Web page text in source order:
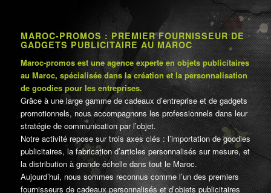
MAROC-PROMOS : PREMIER FOURNISSEUR DE
GADGETS PUBLICITAIRE AU MAROC
Maroc-promos est une agence experte en objets publicitaires
au Maroc, spécialisée dans la création et la personnalisation
de goodies pour les entreprises.
Grâce à une large gamme de cadeaux d’entreprise et de gadgets
promotionnels, nous accompagnons les professionnels dans leur
stratégie de communication par l’objet.
Notre activité repose sur trois axes clés : l’importation de goodies
publicitaires, la fabrication d’articles personnalisés sur mesure, et
la distribution à grande échelle dans tout le Maroc.
Aujourd’hui, nous sommes reconnus comme l’un des premiers
fournisseurs de cadeaux personnalisés et d’objets publicitaires